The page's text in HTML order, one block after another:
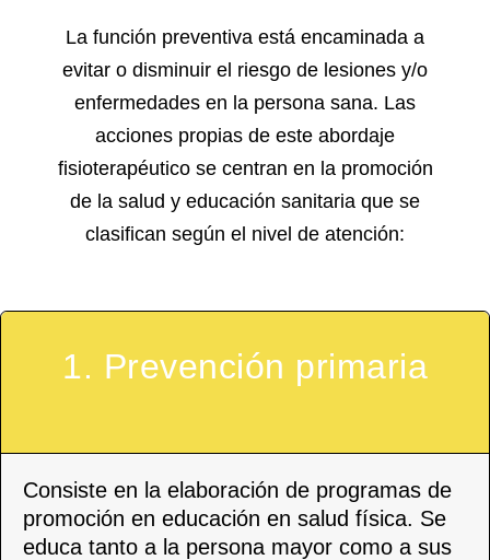
La función preventiva está encaminada a
evitar o disminuir el riesgo de lesiones y/o
enfermedades en la persona sana. Las
acciones propias de este abordaje
fisioterapéutico se centran en la promoción
de la salud y educación sanitaria que se
clasifican según el nivel de atención:
1. Prevención primaria
Consiste en la elaboración de programas de
promoción en educación en salud física. Se
educa tanto a la persona mayor como a sus